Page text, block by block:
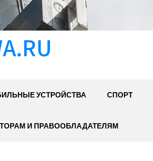
УСТРОЙСТВА СПОРТ
И ПРАВООБЛАДАТЕЛЯМ